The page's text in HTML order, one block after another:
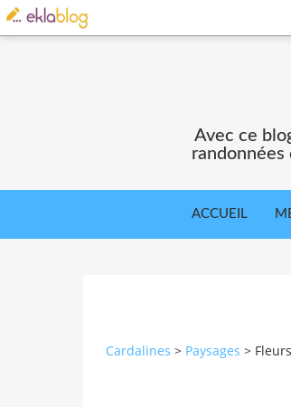
Avec ce
randonnées
ACCUEIL
Cardalines > Paysages >